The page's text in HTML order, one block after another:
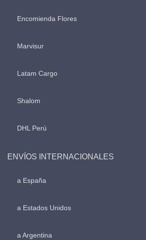
Encomienda Flores
Marvisur
Latam Cargo
Shalom
DHL Perú
ENVÍOS INTERNACIONALES
a España
a Estados Unidos
a Argentina